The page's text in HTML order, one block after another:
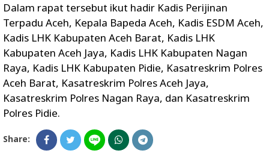
Dalam rapat tersebut ikut hadir Kadis Perijinan
Terpadu Aceh, Kepala Bapeda Aceh, Kadis ESDM Aceh,
Kadis LHK Kabupaten Aceh Barat, Kadis LHK
Kabupaten Aceh Jaya, Kadis LHK Kabupaten Nagan
Raya, Kadis LHK Kabupaten Pidie, Kasatreskrim Polres
Aceh Barat, Kasatreskrim Polres Aceh Jaya,
Kasatreskrim Polres Nagan Raya, dan Kasatreskrim
Polres Pidie.
Share: